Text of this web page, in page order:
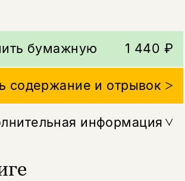
бумажную 1 440 ₽
содержание и отрывок
информация